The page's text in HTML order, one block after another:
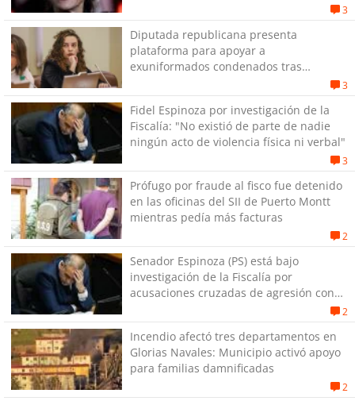
3
Diputada republicana presenta
plataforma para apoyar a
exuniformados condenados tras
3
Fidel Espinoza por investigación de la
Fiscalía: "No existió de parte de nadie
ningún acto de violencia física ni verbal"
3
Prófugo por fraude al fisco fue detenido
en las oficinas del SII de Puerto Montt
mientras pedía más facturas
2
Senador Espinoza (PS) está bajo
investigación de la Fiscalía por
acusaciones cruzadas de agresión con
2
Incendio afectó tres departamentos en
Glorias Navales: Municipio activó apoyo
para familias damnificadas
2